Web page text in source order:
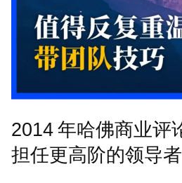
2014 年哈佛商业评
担任更高阶的领导